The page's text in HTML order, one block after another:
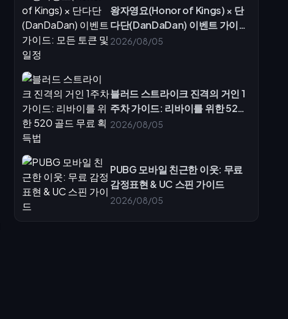
왕자영요(Honor of Kings) × 단
다단(DanDaDan) 이벤트 가이
드: 모든 토큰 및 일정
2026/08/05
블러드 스트라이크 진격의 거인 1
주차 가이드: 리바이를 위한 520
골드 무료 획득법
2026/08/05
PUBG 모바일 친근한 이웃: 무료
감정표현 & UC 스핀 가이드
2026/08/05